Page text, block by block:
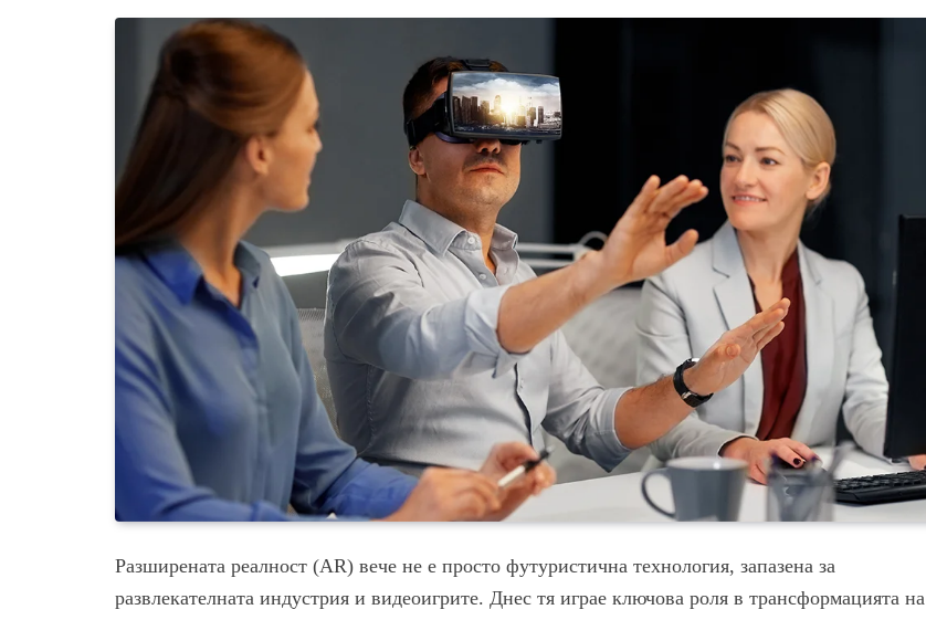
Разширената реалност (AR) вече не е просто футуристична технология, запазена за
развлекателната индустрия и видеоигрите. Днес тя играе ключова роля в трансформацията на